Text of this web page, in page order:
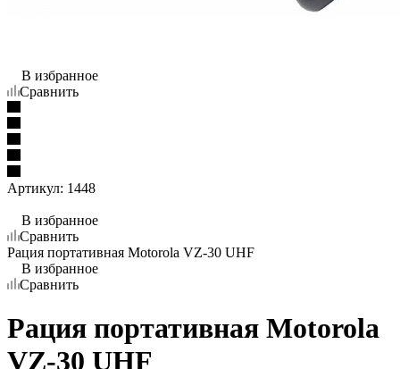
В избранное
Сравнить
Артикул: 1448
В избранное
Сравнить
Рация портативная Motorola VZ-30 UHF
В избранное
Сравнить
Рация портативная Motorola
VZ-30 UHF